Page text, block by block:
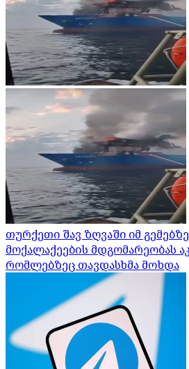
თურქეთი შავ ზღვაში იმ
მოქალაქეების მდგომარეობას
რომლებზეც თავდასხმა მოხდა